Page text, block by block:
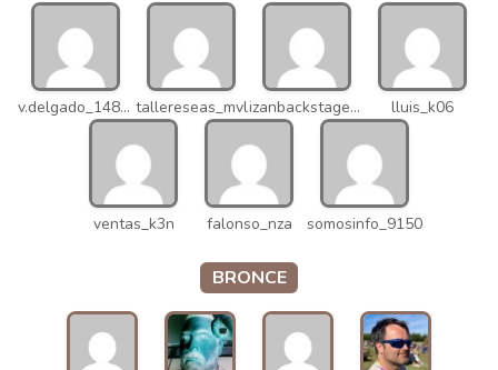
v.delgado_14821 tallereseas_mvl izanbackstage_14556 lluis_k06
ventas_k3n falonso_nza somosinfo_9150
BRONCE